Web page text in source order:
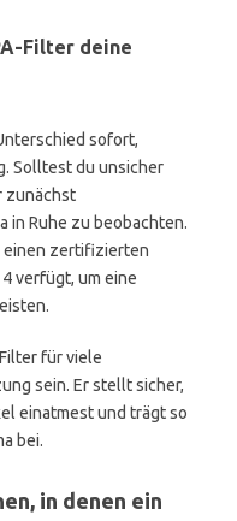
Filter deine
sofort,
Solltest du unsicher
zunächst
in Ruhe zu beobachten.
einen zertifizierten
verfügt, um eine
für viele
sein. Er stellt sicher,
einatmest und trägt so
bei.
in denen ein